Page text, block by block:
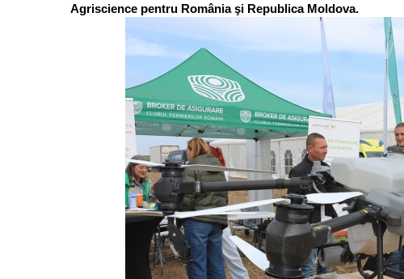
Agriscience pentru România şi Republica Moldova.